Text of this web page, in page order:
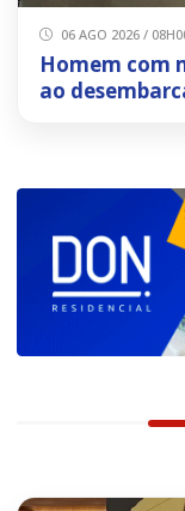
06 AGO 2026 /
Homem com
ao